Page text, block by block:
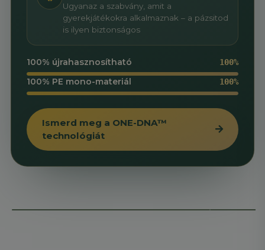
Ugyanaz a szabvány, amit a
gyerekjátékokra alkalmaznak – a pázsitod
is ilyen biztonságos
100% újrahasznosítható 100%
100% PE mono-materiál 100%
Ismerd meg a ONE-DNA™
technológiát